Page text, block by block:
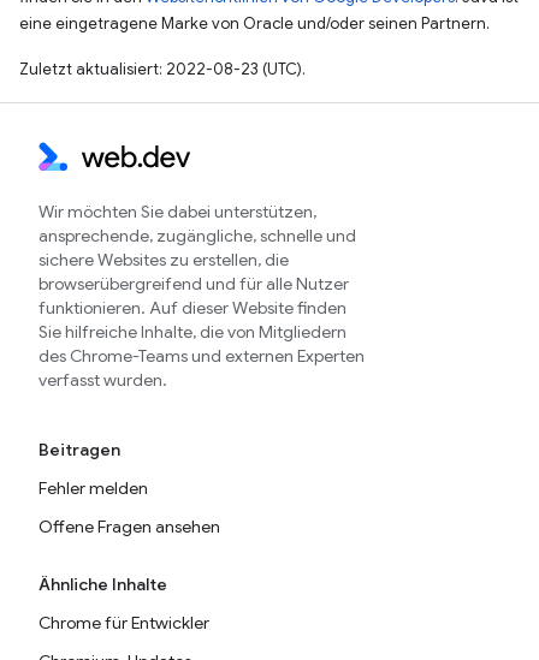
eine eingetragene Marke von Oracle und/oder seinen Partnern.
Zuletzt aktualisiert: 2022-08-23 (UTC).
Wir möchten Sie dabei unterstützen,
ansprechende, zugängliche, schnelle und
sichere Websites zu erstellen, die
browserübergreifend und für alle Nutzer
funktionieren. Auf dieser Website finden
Sie hilfreiche Inhalte, die von Mitgliedern
des Chrome-Teams und externen Experten
verfasst wurden.
Beitragen
Fehler melden
Offene Fragen ansehen
Ähnliche Inhalte
Chrome für Entwickler